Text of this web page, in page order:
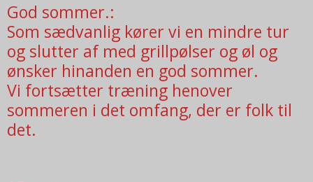
God sommer.:
Som sædvanlig kører vi en mindre tur
og slutter af med grillpølser og øl og
ønsker hinanden en god sommer.
Vi fortsætter træning henover
sommeren i det omfang, der er folk til
det.